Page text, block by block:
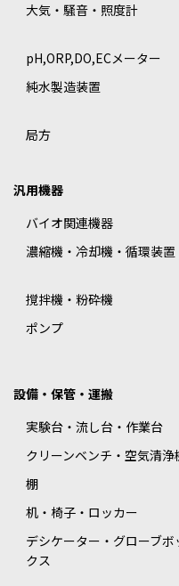
大気・騒音・照度計
pH,ORP,DO,ECメーター
純水製造装置
局方
汎用機器
バイオ関連機器
濃縮機・冷却機・循環装置
撹拌機・粉砕機
ポンプ
設備・保管・運搬
実験台・流し台・作業台
クリーンベンチ・空気清浄
棚
机・椅子・ロッカー
デシケーター・グローブボ
クス